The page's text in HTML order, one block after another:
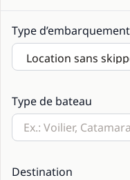
Type d’embarquement
Type de bateau
Destination